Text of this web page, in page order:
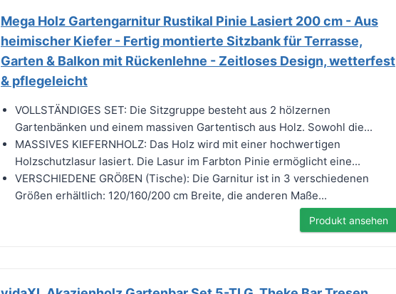
Mega Holz Gartengarnitur Rustikal Pinie Lasiert 200 cm - Aus
heimischer Kiefer - Fertig montierte Sitzbank für Terrasse,
Garten & Balkon mit Rückenlehne - Zeitloses Design, wetterfest
& pflegeleicht
VOLLSTÄNDIGES SET: Die Sitzgruppe besteht aus 2 hölzernen
Gartenbänken und einem massiven Gartentisch aus Holz. Sowohl die...
MASSIVES KIEFERNHOLZ: Das Holz wird mit einer hochwertigen
Holzschutzlasur lasiert. Die Lasur im Farbton Pinie ermöglicht eine...
VERSCHIEDENE GRÖßEN (Tische): Die Garnitur ist in 3 verschiedenen
Größen erhältlich: 120/160/200 cm Breite, die anderen Maße...
Produkt ansehen